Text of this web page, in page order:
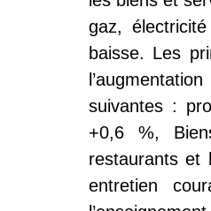
gaz,
baisse. Les
suivantes :
+0,6 %,
restaurants et
entretien